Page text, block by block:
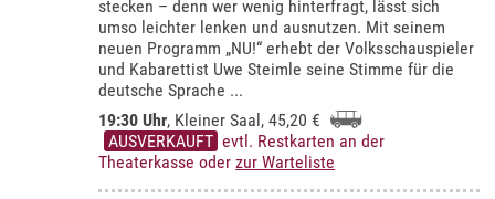
stecken – denn wer wenig hinterfragt, lässt sich
umso leichter lenken und ausnutzen. Mit seinem
neuen Programm „NU!“ erhebt der Volksschauspieler
und Kabarettist Uwe Steimle seine Stimme für die
deutsche Sprache ...
19:30 Uhr, Kleiner Saal, 45,20 €
AUSVERKAUFT evtl. Restkarten an der
Theaterkasse oderzur Warteliste